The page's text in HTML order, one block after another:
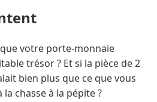
votre porte-monnaie
trésor ? Et si la pièce de 2
bien plus que ce que vous
chasse à la pépite ?